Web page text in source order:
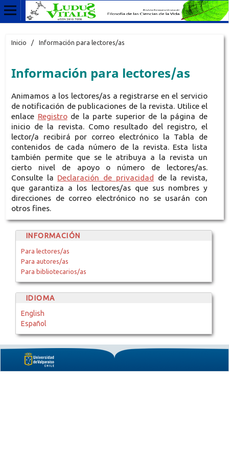
Inicio / Información para lectores/as
Información para lectores/as
Animamos a los lectores/as a registrarse en el servicio
de notificación de publicaciones de la revista. Utilice el
enlace Registrode la parte superior de la página de
inicio de la revista. Como resultado del registro, el
lector/a recibirá por correo electrónico la Tabla de
contenidos de cada número de la revista. Esta lista
también permite que se le atribuya a la revista un
cierto nivel de apoyo o número de lectores/as.
Consulte la Declaración de privacidad de la revista,
que garantiza a los lectores/as que sus nombres y
direcciones de correo electrónico no se usarán con
otros fines.
INFORMACIÓN
Para lectores/as
Para autores/as
Para bibliotecarios/as
IDIOMA
English
Español